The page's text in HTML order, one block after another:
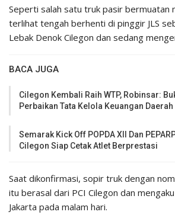
Seperti salah satu truk pasir bermuatan
terlihat tengah berhenti di pinggir JLS
Lebak Denok Cilegon dan sedang
BACA JUGA
Cilegon Kembali Raih WTP, Robinsar:
Perbaikan Tata Kelola Keuangan Daerah
Semarak Kick Off POPDA XII Dan
Cilegon Siap Cetak Atlet Berprestasi
Saat dikonfirmasi, sopir truk dengan
itu berasal dari PCI Cilegon dan
Jakarta pada malam hari.